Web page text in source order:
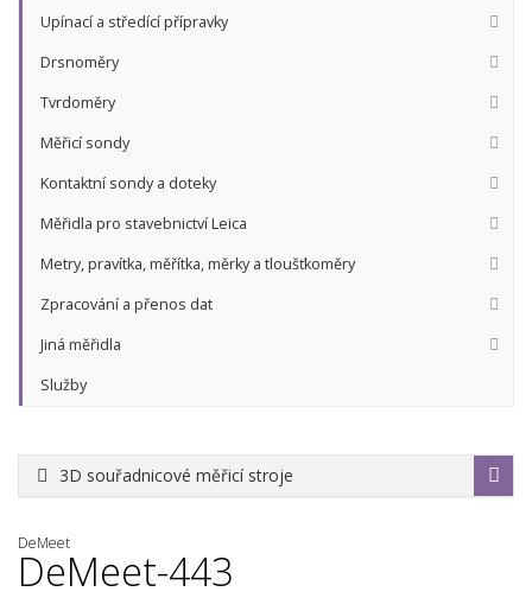
Upínací a středící přípravky
Drsnoměry
Tvrdoměry
Měřicí sondy
Kontaktní sondy a doteky
Měřidla pro stavebnictví Leica
Metry, pravítka, měřítka, měrky a tloušťkoměry
Zpracování a přenos dat
Jiná měřidla
Služby
3D souřadnicové měřicí stroje
DeMeet
DeMeet-443